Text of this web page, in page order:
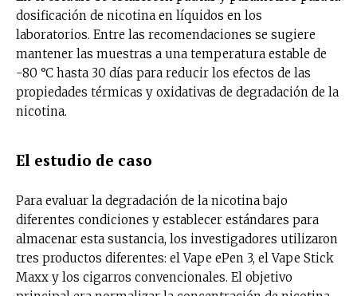
dosificación de nicotina en líquidos en los
laboratorios. Entre las recomendaciones se sugiere
mantener las muestras a una temperatura estable de
-80 °C hasta 30 días para reducir los efectos de las
propiedades térmicas y oxidativas de degradación de la
nicotina.
El estudio de caso
Para evaluar la degradación de la nicotina bajo
diferentes condiciones y establecer estándares para
almacenar esta sustancia, los investigadores utilizaron
tres productos diferentes: el Vape ePen 3, el Vape Stick
Maxx y los cigarros convencionales. El objetivo